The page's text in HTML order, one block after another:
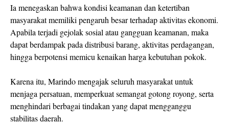
Ia menegaskan bahwa kondisi keamanan dan ketertiban
masyarakat memiliki pengaruh besar terhadap aktivitas ekonomi.
Apabila terjadi gejolak sosial atau gangguan keamanan, maka
dapat berdampak pada distribusi barang, aktivitas perdagangan,
hingga berpotensi memicu kenaikan harga kebutuhan pokok.
Karena itu, Marindo mengajak seluruh masyarakat untuk
menjaga persatuan, memperkuat semangat gotong royong, serta
menghindari berbagai tindakan yang dapat mengganggu
stabilitas daerah.